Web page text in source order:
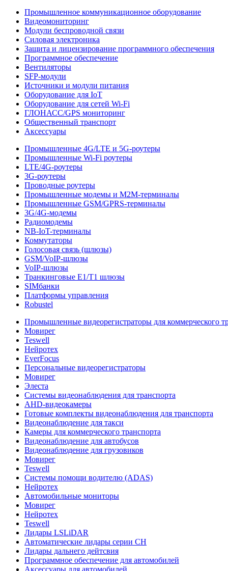
Промышленное коммуникационное оборудование
Видеомониторинг
Модули беспроводной связи
Силовая электроника
Защита и лицензирование программного обеспечения
Программное обеспечение
Вентиляторы
SFP-модули
Источники и модули питания
Оборудование для IoT
Оборудование для сетей Wi-Fi
ГЛОНАСС/GPS мониторинг
Общественный транспорт
Аксессуары
Промышленные 4G/LTE и 5G-роутеры
Промышленные Wi-Fi роутеры
LTE/4G-роутеры
3G-роутеры
Проводные роутеры
Промышленные модемы и M2M-терминалы
Промышленные GSM/GPRS-терминалы
3G/4G-модемы
Радиомодемы
NB-IoT-терминалы
Коммутаторы
Голосовая связь (шлюзы)
GSM/VoIP-шлюзы
VoIP-шлюзы
Транкинговые E1/T1 шлюзы
SIMбанки
Платформы управления
Robustel
Промышленные видеорегистраторы для коммерческого
Мовирег
Teswell
Нейротех
EverFocus
Персональные видеорегистраторы
Мовирег
Элеста
Системы видеонаблюдения для транспорта
AHD-видеокамеры
Готовые комплекты видеонаблюдения для транспорта
Видеонаблюдение для такси
Камеры для коммерческого транспорта
Видеонаблюдение для автобусов
Видеонаблюдение для грузовиков
Мовирег
Teswell
Системы помощи водителю (ADAS)
Нейротех
Автомобильные мониторы
Мовирег
Нейротех
Teswell
Лидары LSLiDAR
Автоматические лидары серии CH
Лидары дальнего дейтсвия
Программное обеспечение для автомобилей